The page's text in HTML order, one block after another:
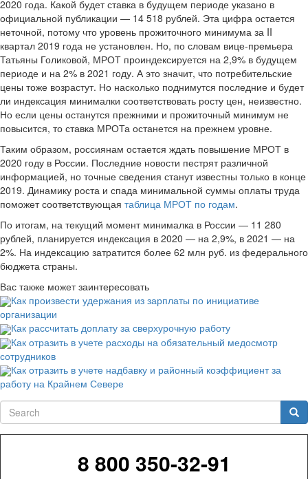
2020 года. Какой будет ставка в будущем периоде указано в
официальной публикации — 14 518 рублей. Эта цифра остается
неточной, потому что уровень прожиточного минимума за II
квартал 2019 года не установлен. Но, по словам вице-премьера
Татьяны Голиковой, МРОТ проиндексируется на 2,9% в будущем
периоде и на 2% в 2021 году. А это значит, что потребительские
цены тоже возрастут. Но насколько поднимутся последние и будет
ли индексация минималки соответствовать росту цен, неизвестно.
Но если цены останутся прежними и прожиточный минимум не
повысится, то ставка МРОТа останется на прежнем уровне.
Таким образом, россиянам остается ждать повышение МРОТ в
2020 году в России. Последние новости пестрят различной
информацией, но точные сведения станут известны только в конце
2019. Динамику роста и спада минимальной суммы оплаты труда
поможет соответствующая таблица МРОТ по годам.
По итогам, на текущий момент минималка в России — 11 280
рублей, планируется индексация в 2020 — на 2,9%, в 2021 — на
2%. На индексацию затратится более 62 млн руб. из федерального
бюджета страны.
Вас также может заинтересовать
Как произвести удержания из зарплаты по инициативе
организации
Как рассчитать доплату за сверхурочную работу
Как отразить в учете расходы на обязательный медосмотр
сотрудников
Как отразить в учете надбавку и районный коэффициент за
работу на Крайнем Севере
Search
8 800 350-32-91